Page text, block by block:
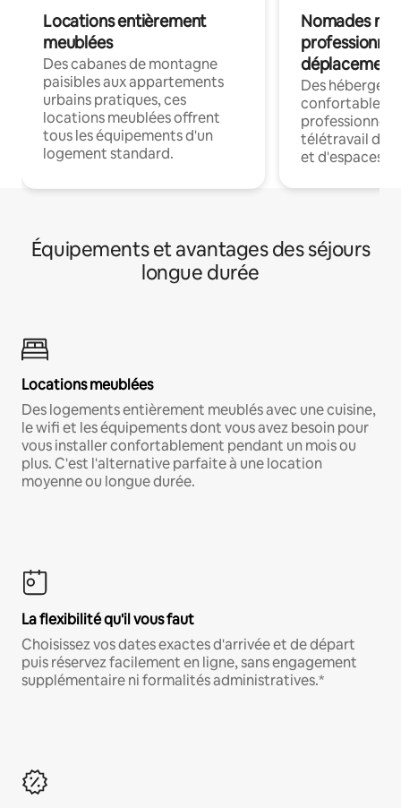
Locations entièrement
meublées
Des cabanes de montagne
paisibles aux appartements
urbains pratiques, ces
locations meublées offrent
tous les équipements d'un
logement standard.
Nomades
déplacement
Des
confortables
professionnels
télétravail
et d'espaces
Équipements et avantages des séjours
longue durée
Locations meublées
Des logements entièrement meublés avec une cuisine,
le wifi et les équipements dont vous avez besoin pour
vous installer confortablement pendant un mois ou
plus. C'est l'alternative parfaite à une location
moyenne ou longue durée.
La flexibilité qu'il vous faut
Choisissez vos dates exactes d'arrivée et de départ
puis réservez facilement en ligne, sans engagement
supplémentaire ni formalités administratives.*